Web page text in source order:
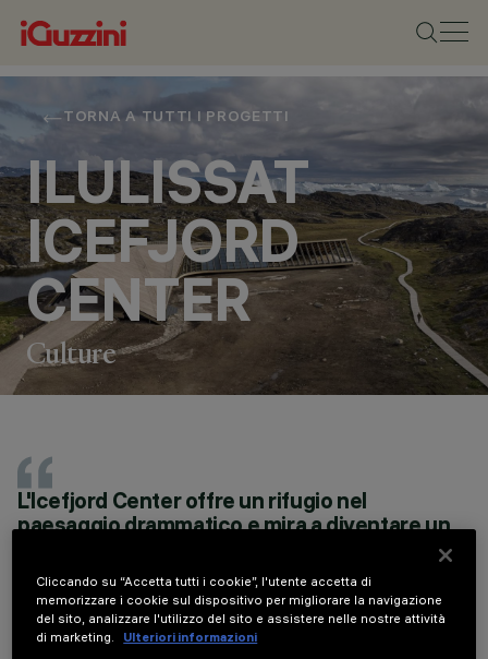
TORNA A TUTTI I PROGETTI
ILULISSAT
ICEFJORD
CENTER
Culture
ANNO
2020
DORTE MANDRUP
ARKITEKTER
PROGETTAZIONE
ILLUMINOTECNICA
L'Icefjord Center offre un rifugio nel
paesaggio drammatico e mira a diventare un
punto di raccolta naturale da cui è possibile
sperimentare la scala infinita e non umana
della natura artica, la transizione tra oscurità e
luce, il sole di mezzanotte e le luci del nord
che danzano nel cielo.
Cliccando su “Accetta tutti i cookie”, l'utente accetta di
memorizzare i cookie sul dispositivo per migliorare la navigazione
del sito, analizzare l'utilizzo del sito e assistere nelle nostre attività
di marketing.
Ulteriori informazioni